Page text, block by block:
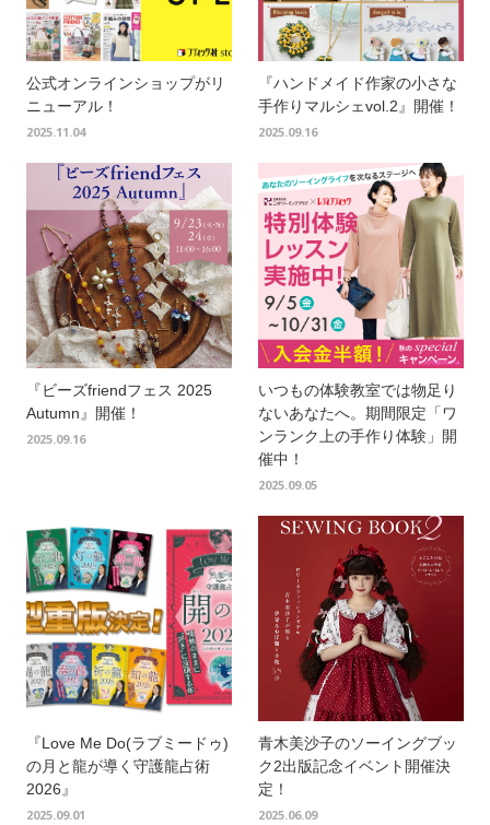
公式オンラインショップがリ
ニューアル！
2025.11.04
『ハンドメイド作家の小さな
手作りマルシェvol.2』開催！
2025.09.16
『ビーズfriendフェス 2025
Autumn』開催！
2025.09.16
いつもの体験教室では物足り
ないあなたへ。期間限定「ワ
ンランク上の手作り体験」開
催中！
2025.09.05
『Love Me Do(ラブミードゥ)
の月と龍が導く守護龍占術
2026』
2025.09.01
青木美沙子のソーイングブッ
ク2出版記念イベント開催決
定！
2025.06.09